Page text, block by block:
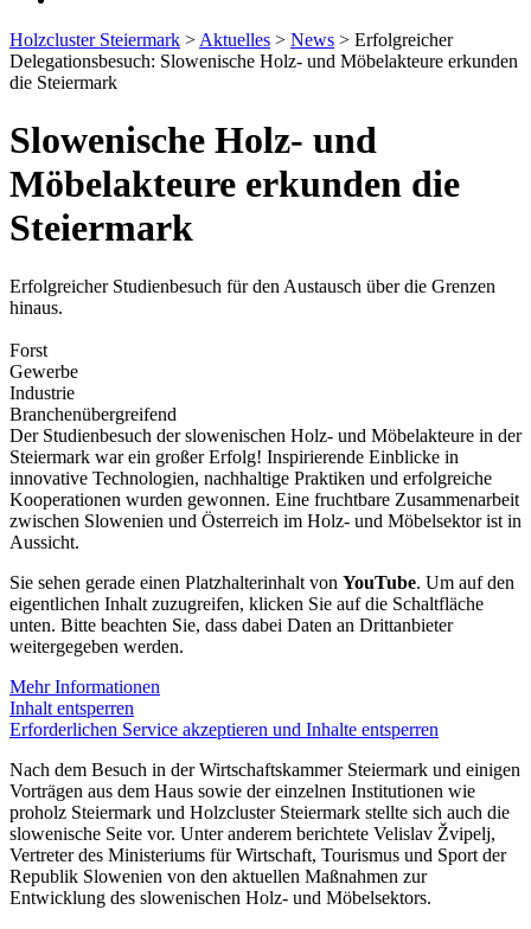
Holzcluster Steiermark > Aktuelles > News > Erfolgreicher
Delegationsbesuch: Slowenische Holz- und Möbelakteure erkunden
die Steiermark
Slowenische Holz- und
Möbelakteure erkunden die
Steiermark
Erfolgreicher Studienbesuch für den Austausch über die Grenzen
hinaus.
Forst
Gewerbe
Industrie
Branchenübergreifend
Der Studienbesuch der slowenischen Holz- und Möbelakteure in der
Steiermark war ein großer Erfolg! Inspirierende Einblicke in
innovative Technologien, nachhaltige Praktiken und erfolgreiche
Kooperationen wurden gewonnen. Eine fruchtbare Zusammenarbeit
zwischen Slowenien und Österreich im Holz- und Möbelsektor ist in
Aussicht.
Sie sehen gerade einen Platzhalterinhalt von YouTube. Um auf den
eigentlichen Inhalt zuzugreifen, klicken Sie auf die Schaltfläche
unten. Bitte beachten Sie, dass dabei Daten an Drittanbieter
weitergegeben werden.
Mehr Informationen
Inhalt entsperren
Erforderlichen Service akzeptieren und Inhalte entsperren
Nach dem Besuch in der Wirtschaftskammer Steiermark und einigen
Vorträgen aus dem Haus sowie der einzelnen Institutionen wie
proholz Steiermark und Holzcluster Steiermark stellte sich auch die
slowenische Seite vor. Unter anderem berichtete Velislav Žvipelj,
Vertreter des Ministeriums für Wirtschaft, Tourismus und Sport der
Republik Slowenien von den aktuellen Maßnahmen zur
Entwicklung des slowenischen Holz- und Möbelsektors.